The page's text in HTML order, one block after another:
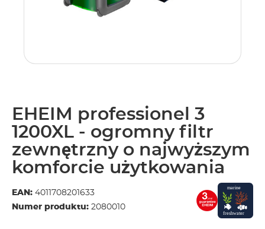
EHEIM professionel 3
1200XL - ogromny filtr
zewnętrzny o najwyższym
komforcie użytkowania
EAN: 4011708201633
Numer produktu: 2080010